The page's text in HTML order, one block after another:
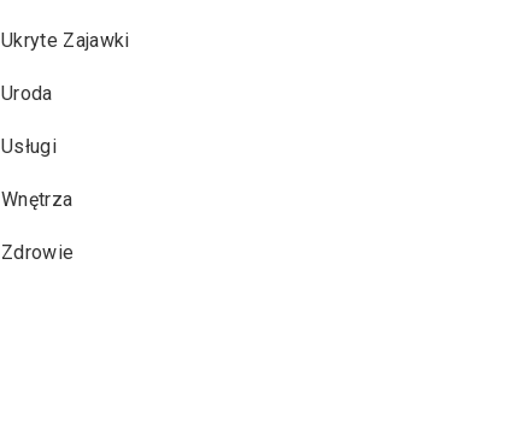
Ukryte Zajawki
Uroda
Usługi
Wnętrza
Zdrowie